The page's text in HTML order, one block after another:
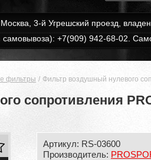
Москва, 3-й Угрешский проезд,
+7(909) 942-68-02.
фильтры Фильтр воздушный нулевого
сопротивления
Артикул: RS-03600
Производитель: